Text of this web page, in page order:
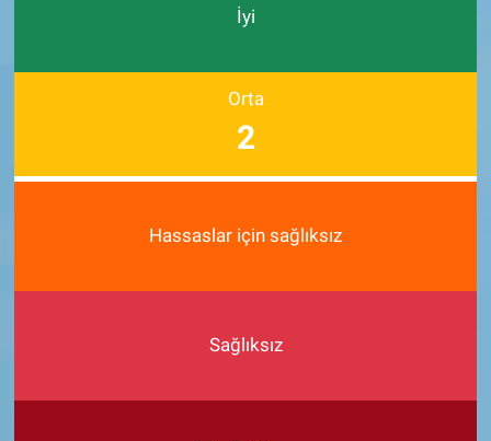
İyi
Orta
2
Hassaslar için sağlıksız
Sağlıksız